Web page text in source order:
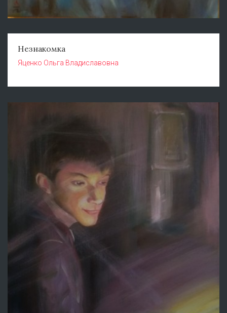
Незнакомка
Яценко Ольга Владиславовна